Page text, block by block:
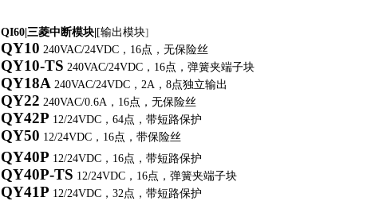
QI60|三菱中断模块| [输出模块]
QY10 240VAC/24VDC ， 16点，无保险丝
QY10-TS 240VAC/24VDC ， 16点，弹簧夹端子块
QY18A 240VAC/24VDC ， 2A ， 8点独立输出
QY22 240VAC/0.6A ， 16点，无保险丝
QY42P 12/24VDC ， 64点，带短路保护
QY50 12/24VDC ， 16点，带保险丝
QY40P 12/24VDC ， 16点，带短路保护
QY40P-TS 12/24VDC ， 16点，弹簧夹端子块
QY41P 12/24VDC ， 32点，带短路保护